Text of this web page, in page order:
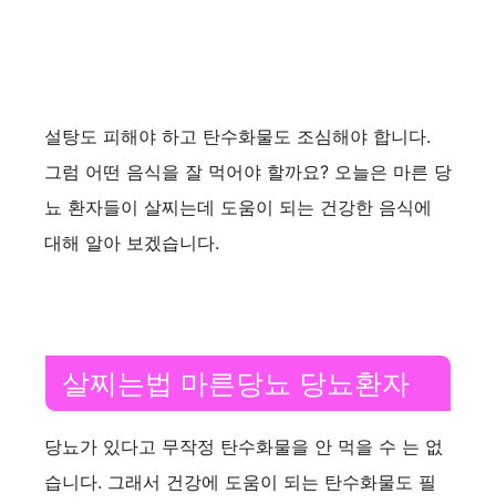
설탕도 피해야 하고 탄수화물도 조심해야 합니다.
그럼 어떤 음식을 잘 먹어야 할까요? 오늘은 마른 당
뇨 환자들이 살찌는데 도움이 되는 건강한 음식에
대해 알아 보겠습니다.
살찌는법 마른당뇨 당뇨환자
당뇨가 있다고 무작정 탄수화물을 안 먹을 수 는 없
습니다. 그래서 건강에 도움이 되는 탄수화물도 필